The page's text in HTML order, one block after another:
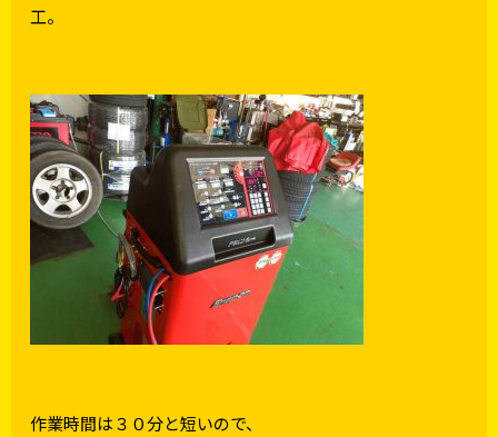
工。
作業時間は３０分と短いので、